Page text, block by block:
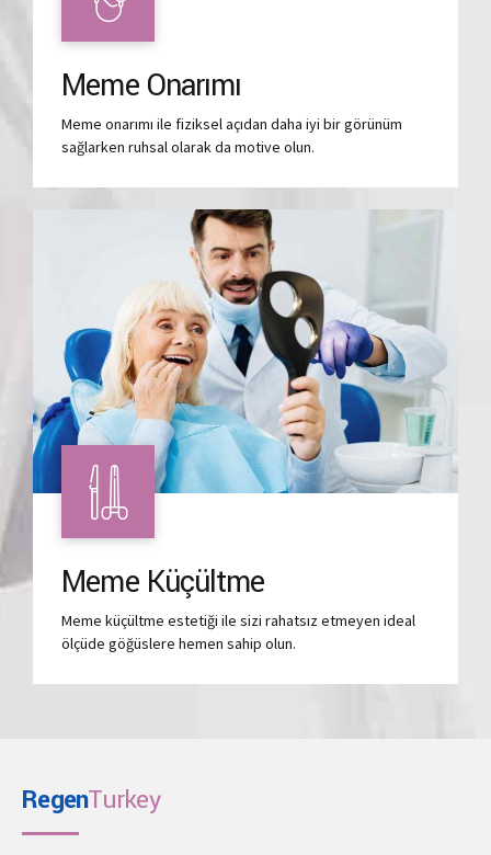
Meme Onarımı
Meme onarımı ile fiziksel açıdan daha iyi bir görünüm
sağlarken ruhsal olarak da motive olun.
Meme Küçültme
Meme küçültme estetiği ile sizi rahatsız etmeyen ideal
ölçüde göğüslere hemen sahip olun.
RegenTurkey